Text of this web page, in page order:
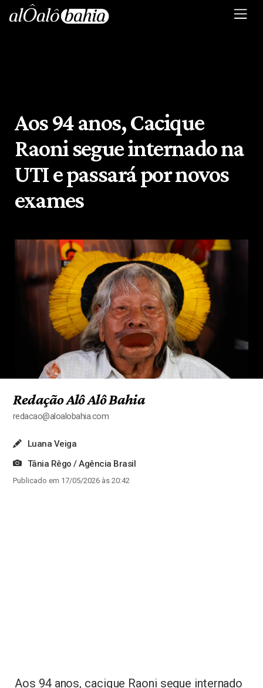
Aos 94 anos, Cacique
Raoni segue internado na
UTI e passará por novos
exames
Redação Alô Alô Bahia
redacao@aloalobahia.com
Luana Veiga
Tânia Rêgo / Agência Brasil
Publicado em 17/05/2026 às 20:42
Aos 94 anos, cacique Raoni segue internado